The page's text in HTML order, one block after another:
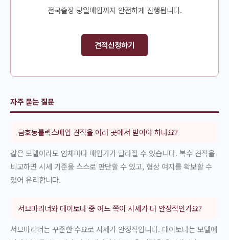
전국출장 당일매입까지 안전하게 진행됩니다.
견적신청하기
자주 묻는 질문
금호동롤렉스매입 견적을 여러 곳에서 받아야 하나요?
같은 모델이라도 업체마다 매입가가 달라질 수 있습니다. 복수 견적을
비교하면 시세 기준을 스스로 판단할 수 있고, 협상 여지를 확보할 수
있어 유리합니다.
서브마리너와 데이토나 중 어느 쪽이 시세가 더 안정적인가요?
서브마리너는 꾸준한 수요로 시세가 안정적입니다. 데이토나는 모델에